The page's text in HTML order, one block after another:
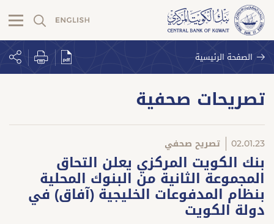
الصفحة الرئيسية
تصريحات صحفية
02.01.23 تصريح صحفي
بنك الكويت المركزي يعلن التحاق
المجموعة الثانية من البنوك المحلية
بنظام المدفوعات الخليجية (آفاق) في
دولة الكويت